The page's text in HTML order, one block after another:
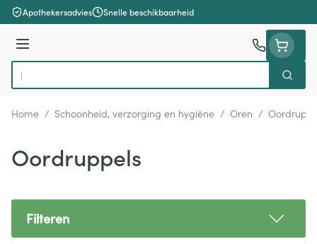
Ga naar de inhoud
Apothekersadvies Snelle beschikbaarheid
Menu
Product, merk, categorie...
Zoek
Home / Schoonheid, verzorging en hygiëne / Oren /
Oordruppels
Filteren